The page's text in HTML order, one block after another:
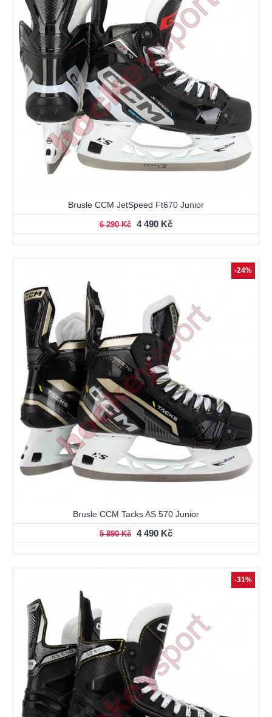
Brusle CCM JetSpeed Ft670 Junior
6 290 Kč 4 490 Kč
-24%
Brusle CCM Tacks AS 570 Junior
5 890 Kč 4 490 Kč
-31%